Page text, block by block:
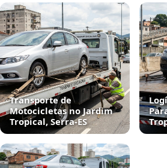
Transporte de
Motocicletas no Jardim
Tropical, Serra‑ES